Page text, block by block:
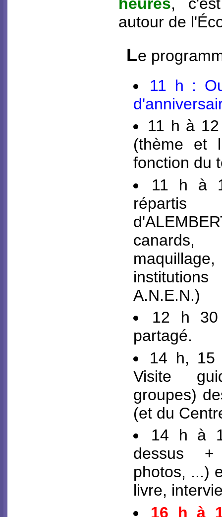
autour de
Le
11 h :
11 h à
(thème et
fonction du
11 h à
répartis
canards,
A.N.E.N.)
12 h
partagé.
14 h,
Visite
groupes)
(et du
14 h à
dessus +
photos, ...)
livre,
16 h à